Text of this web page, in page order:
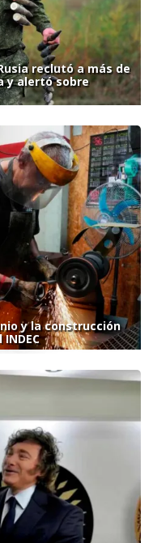
reclutó a más de
y alertó sobre
y la construcción